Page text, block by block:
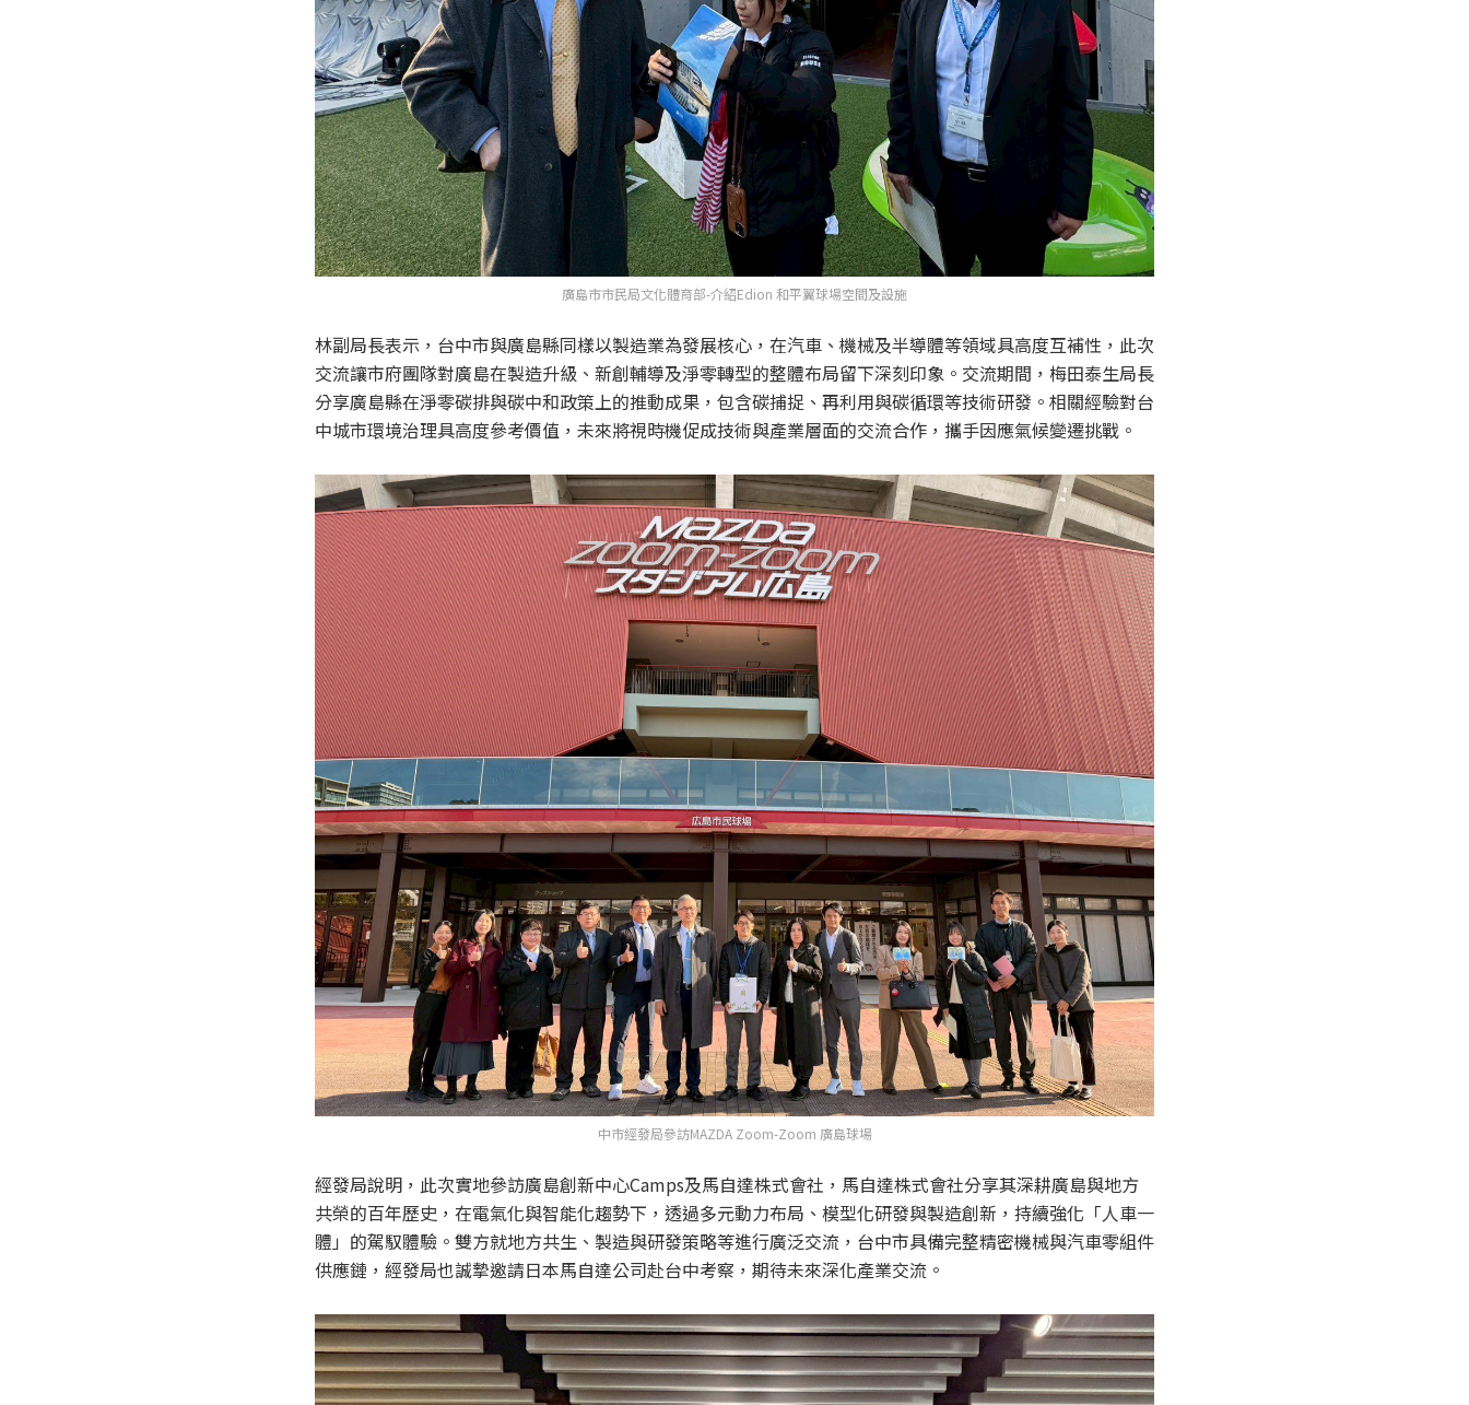
廣島市市民局文化體育部-介紹Edion 和平翼球場空間及設施
林副局長表示，台中市與廣島縣同樣以製造業為發展核心，在汽車、機械及半導體等領域具高度互補性，此次
交流讓市府團隊對廣島在製造升級、新創輔導及淨零轉型的整體布局留下深刻印象。交流期間，梅田泰生局長
分享廣島縣在淨零碳排與碳中和政策上的推動成果，包含碳捕捉、再利用與碳循環等技術研發。相關經驗對台
中城市環境治理具高度參考價值，未來將視時機促成技術與產業層面的交流合作，攜手因應氣候變遷挑戰。
中市經發局參訪MAZDA Zoom-Zoom 廣島球場
經發局說明，此次實地參訪廣島創新中心Camps及馬自達株式會社，馬自達株式會社分享其深耕廣島與地方
共榮的百年歷史，在電氣化與智能化趨勢下，透過多元動力布局、模型化研發與製造創新，持續強化「人車一
體」的駕馭體驗。雙方就地方共生、製造與研發策略等進行廣泛交流，台中市具備完整精密機械與汽車零組件
供應鏈，經發局也誠摯邀請日本馬自達公司赴台中考察，期待未來深化產業交流。